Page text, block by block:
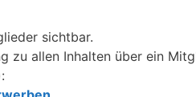
sichtbar.
zu allen Inhalten über ein